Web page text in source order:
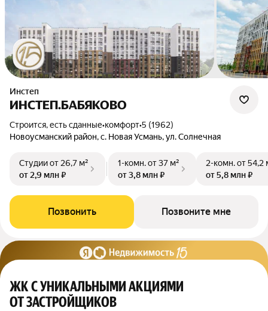
Инстеп
ИНСТЕП.БАБЯКОВО
Строится, есть сданные•комфорт•5 (1962)
Новоусманский район, с. Новая Усмань, ул. Солнечная
Студииот 26,7 м²
от 2,9 млн ₽
1-комн.от 37 м²
от 3,8 млн ₽
2-комн.от 54,2
от 5,8 млн ₽
Позвонить Позвоните мне
ЖК С УНИКАЛЬНЫМИ АКЦИЯМИ
ОТ ЗАСТРОЙЩИКОВ